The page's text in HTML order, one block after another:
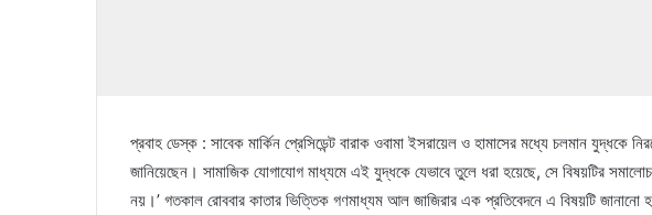
প্রবাহ ডেস্ক : সাবেক মার্কিন প্রেসিডেন্ট বারাক ওবামা ইসরায়েল ও হামাসের মধ্যে চলমান যুদ্ধকে
জানিয়েছেন। সামাজিক যোগাযোগ মাধ্যমে এই যুদ্ধকে যেভাবে তুলে ধরা হয়েছে, সে বিষয়টির
নয়।’ গতকাল রোববার কাতার ভিত্তিক গণমাধ্যম আল জাজিরার এক প্রতিবেদনে এ বিষয়টি জানানো